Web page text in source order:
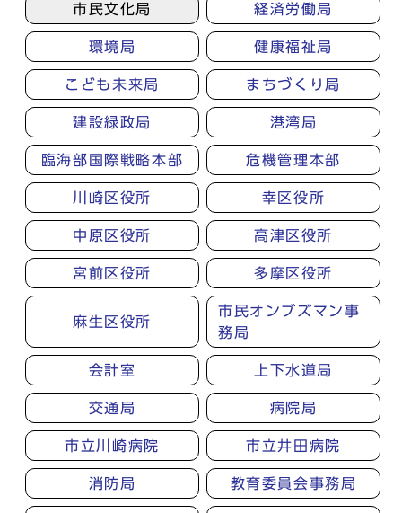
市民文化局 経済労働局
環境局 健康福祉局
こども未来局 まちづくり局
建設緑政局 港湾局
臨海部国際戦略本部 危機管理本部
川崎区役所 幸区役所
中原区役所 高津区役所
宮前区役所 多摩区役所
麻生区役所
市民オンブズマン事
務局
会計室 上下水道局
交通局 病院局
市立川崎病院 市立井田病院
消防局 教育委員会事務局